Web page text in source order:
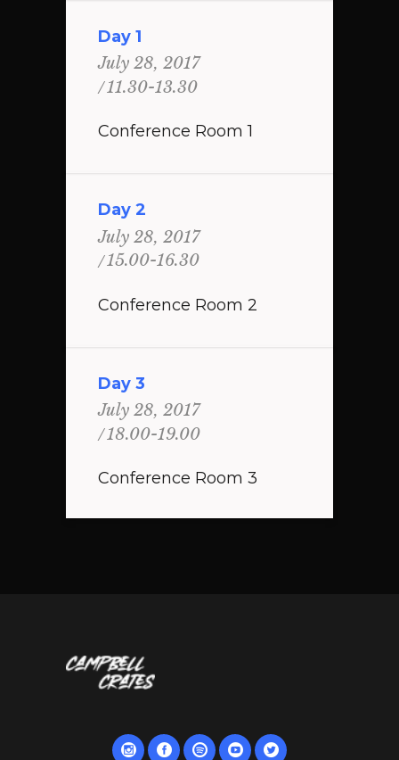
Day 1
July 28, 2017
11.30-13.30
Conference Room 1
Day 2
July 28, 2017
15.00-16.30
Conference Room 2
Day 3
July 28, 2017
18.00-19.00
Conference Room 3